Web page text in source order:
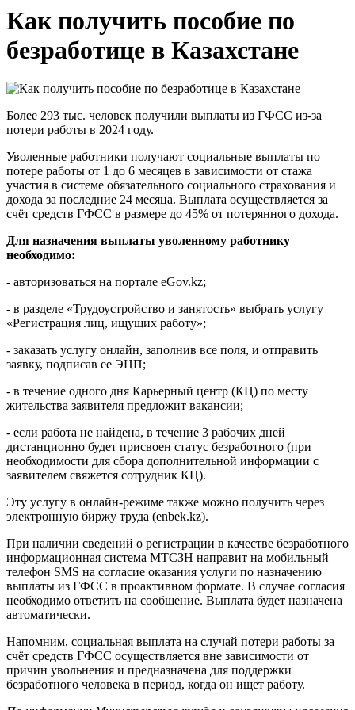
Как получить пособие по
безработице в Казахстане
Более 293 тыс. человек получили выплаты из ГФСС из-за
потери работы в 2024 году.
Уволенные работники получают социальные выплаты по
потере работы от 1 до 6 месяцев в зависимости от стажа
участия в системе обязательного социального страхования и
дохода за последние 24 месяца. Выплата осуществляется за
счёт средств ГФСС в размере до 45% от потерянного дохода.
Для назначения выплаты уволенному работнику
необходимо:
- авторизоваться на портале eGov.kz;
- в разделе «Трудоустройство и занятость» выбрать услугу
«Регистрация лиц, ищущих работу»;
- заказать услугу онлайн, заполнив все поля, и отправить
заявку, подписав ее ЭЦП;
- в течение одного дня Карьерный центр (КЦ) по месту
жительства заявителя предложит вакансии;
- если работа не найдена, в течение 3 рабочих дней
дистанционно будет присвоен статус безработного (при
необходимости для сбора дополнительной информации с
заявителем свяжется сотрудник КЦ).
Эту услугу в онлайн-режиме также можно получить через
электронную биржу труда (enbek.kz).
При наличии сведений о регистрации в качестве безработного
информационная система МТСЗН направит на мобильный
телефон SMS на согласие оказания услуги по назначению
выплаты из ГФСС в проактивном формате. В случае согласия
необходимо ответить на сообщение. Выплата будет назначена
автоматически.
Напомним, социальная выплата на случай потери работы за
счёт средств ГФСС осуществляется вне зависимости от
причин увольнения и предназначена для поддержки
безработного человека в период, когда он ищет работу.